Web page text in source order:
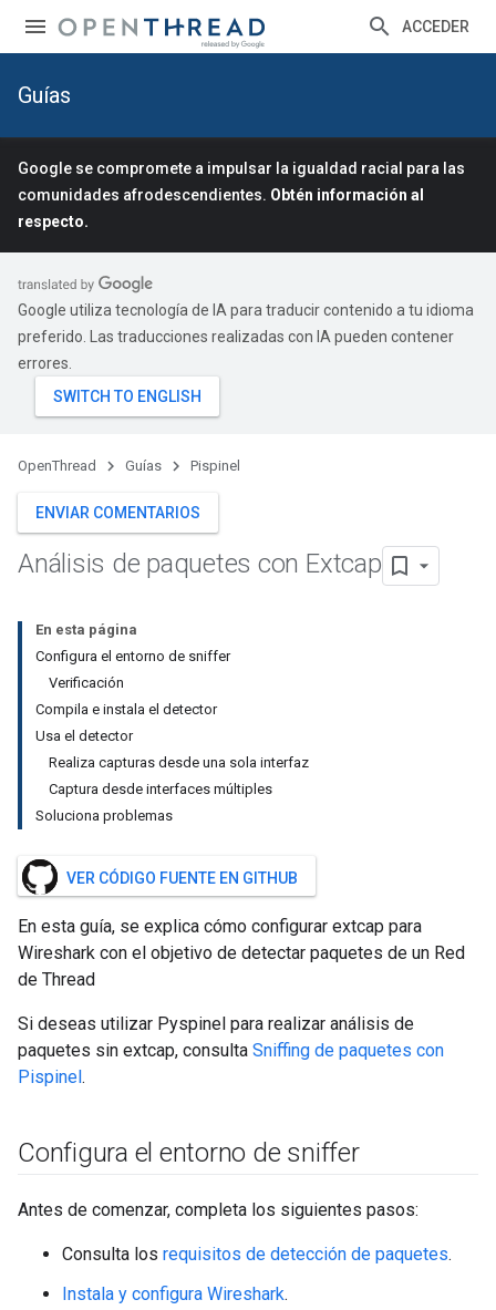
ACCEDER
Guías
Google se compromete a impulsar la igualdad racial para las
comunidades afrodescendientes. Obtén información al
respecto.
Google utiliza tecnología de IA para traducir contenido a tu idioma
preferido. Las traducciones realizadas con IA pueden contener
errores.
OpenThread Guías Pispinel
ENVIAR COMENTARIOS
Análisis de paquetes con Extcap
En esta página
Configura el entorno de sniffer
Verificación
Compila e instala el detector
Usa el detector
Realiza capturas desde una sola interfaz
Captura desde interfaces múltiples
Soluciona problemas
VER CÓDIGO FUENTE EN GITHUB
En esta guía, se explica cómo configurar extcap para
Wireshark con el objetivo de detectar paquetes de un Red
de Thread
Si deseas utilizar Pyspinel para realizar análisis de
paquetes sin extcap, consulta Sniffing de paquetes con
Pispinel.
Configura el entorno de sniffer
Antes de comenzar, completa los siguientes pasos:
Consulta los requisitos de detección de paquetes.
Instala y configura Wireshark.